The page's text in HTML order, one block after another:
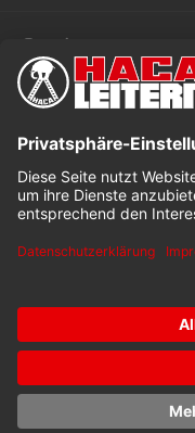
Service
Informationen
* Alle Preise
© 2026 Lorenz
Kataloge